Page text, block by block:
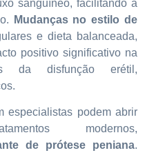
sanguíneo, facilitando a
Mudanças no estilo de
e dieta balanceada,
positivo significativo na
da disfunção erétil,
especialistas podem abrir
modernos,
de prótese peniana.